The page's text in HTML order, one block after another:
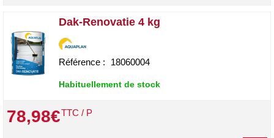
Dak-Renovatie 4 kg
Référence : 18060004
Habituellement de stock
78,98€TTC / P